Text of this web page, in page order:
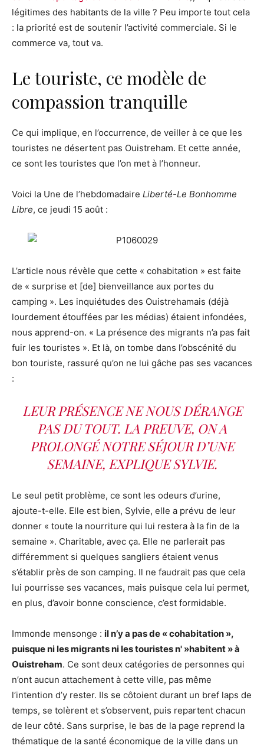
légitimes des habitants de la ville ? Peu importe tout cela
: la priorité est de soutenir l’activité commerciale. Si le
commerce va, tout va.
Le touriste, ce modèle de
compassion tranquille
Ce qui implique, en l’occurrence, de veiller à ce que les
touristes ne désertent pas Ouistreham. Et cette année,
ce sont les touristes que l’on met à l’honneur.
Voici la Une de l’hebdomadaire Liberté-Le Bonhomme
Libre, ce jeudi 15 août :
L’article nous révèle que cette « cohabitation » est faite
de « surprise et [de] bienveillance aux portes du
camping ». Les inquiétudes des Ouistrehamais (déjà
lourdement étouffées par les médias) étaient infondées,
nous apprend-on. « La présence des migrants n’a pas fait
fuir les touristes ». Et là, on tombe dans l’obscénité du
bon touriste, rassuré qu’on ne lui gâche pas ses vacances
:
LEUR PRÉSENCE NE NOUS DÉRANGE
PAS DU TOUT. LA PREUVE, ON A
PROLONGÉ NOTRE SÉJOUR D’UNE
SEMAINE, EXPLIQUE SYLVIE.
Le seul petit problème, ce sont les odeurs d’urine,
ajoute-t-elle. Elle est bien, Sylvie, elle a prévu de leur
donner « toute la nourriture qui lui restera à la fin de la
semaine ». Charitable, avec ça. Elle ne parlerait pas
différemment si quelques sangliers étaient venus
s’établir près de son camping. Il ne faudrait pas que cela
lui pourrisse ses vacances, mais puisque cela lui permet,
en plus, d’avoir bonne conscience, c’est formidable.
Immonde mensonge : il n’y a pas de « cohabitation »,
puisque ni les migrants ni les touristes n' »habitent » à
Ouistreham. Ce sont deux catégories de personnes qui
n’ont aucun attachement à cette ville, pas même
l’intention d’y rester. Ils se côtoient durant un bref laps de
temps, se tolèrent et s’observent, puis repartent chacun
de leur côté. Sans surprise, le bas de la page reprend la
thématique de la santé économique de la ville dans un